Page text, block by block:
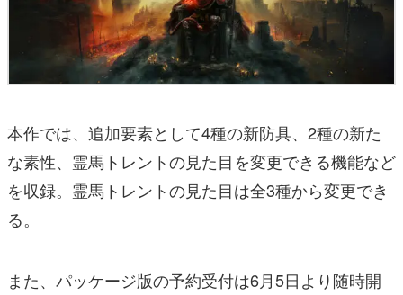
本作では、追加要素として4種の新防具、2種の新た
な素性、霊馬トレントの見た目を変更できる機能など
を収録。霊馬トレントの見た目は全3種から変更でき
る。
また、パッケージ版の予約受付は6月5日より随時開